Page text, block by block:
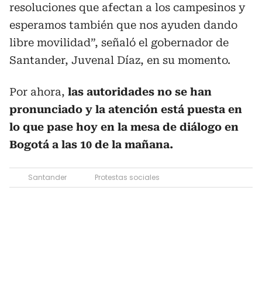
resoluciones que afectan a los campesinos y
esperamos también que nos ayuden dando
libre movilidad”, señaló el gobernador de
Santander, Juvenal Díaz, en su momento.
Por ahora, las autoridades no se han
pronunciado y la atención está puesta en
lo que pase hoy en la mesa de diálogo en
Bogotá a las 10 de la mañana.
Santander Protestas sociales